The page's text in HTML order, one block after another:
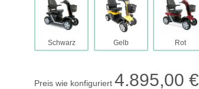
Schwarz Gelb Rot
Preis wie konfiguriert 4.895,00 €